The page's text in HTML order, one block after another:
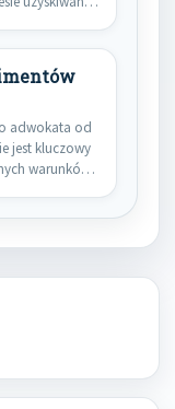
adwokata od
jest kluczowy
warunków